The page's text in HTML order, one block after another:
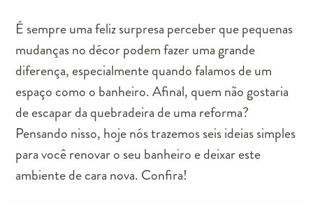
É sempre uma feliz surpresa perceber que pequenas
mudanças no décor podem fazer uma grande
diferença, especialmente quando falamos de um
espaço como o banheiro. Afinal, quem não gostaria
de escapar da quebradeira de uma reforma?
Pensando nisso, hoje nós trazemos seis ideias simples
para você renovar o seu banheiro e deixar este
ambiente de cara nova. Confira!